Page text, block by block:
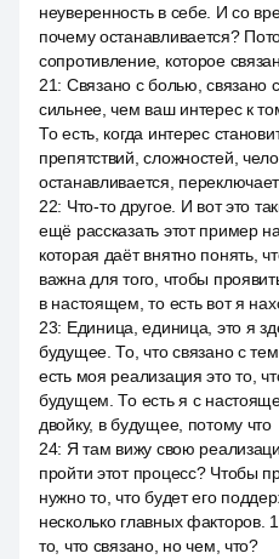
неуверенность в себе. И со
почему останавливается?
сопротивление, которое
21: Связано с болью, связано
сильнее, чем ваш интерес к
То есть, когда интерес
препятствий, сложностей,
останавливается,
22: Что-то другое. И вот это
ещё рассказать этот пример
которая даёт внятно понять,
важна для того, чтобы
в настоящем, то есть вот я
23: Единица, единица, это я
будущее. То, что связано с
есть моя реализация это то,
будущем. То есть я с
двойку, в будущее, потому что
24: Я там вижу свою
пройти этот процесс? Чтобы
нужно то, что будет его
несколько главных факторов.
то, что связано, но чем, что?